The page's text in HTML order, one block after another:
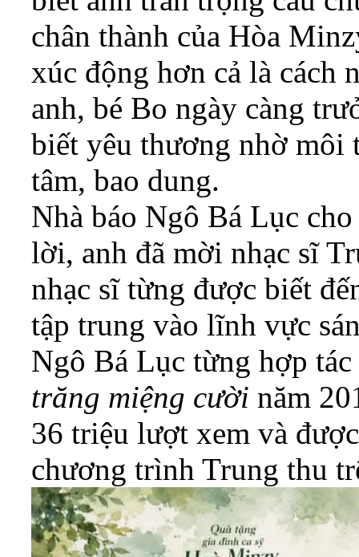
chân thành của Hòa
xúc động hơn cả là cách
anh, bé Bo ngày càng
biết yêu thương nhờ môi
tâm, bao dung.
Nhà báo Ngô Bá Lục
lời, anh đã mời nhạc sĩ
nhạc sĩ từng được biết
tập trung vào lĩnh vực
Ngô Bá Lục từng hợp
trăng miệng cườinăm
36 triệu lượt xem và
chương trình Trung thu